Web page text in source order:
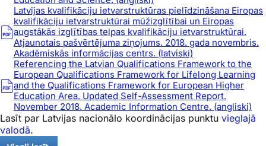
Latvijas kvalifikāciju ietvarstruktūras pielīdzināšana Eiropas
kvalifikāciju ietvarstruktūrai mūžizglītībai un Eiropas
augstākās izglītības telpas kvalifikāciju ietvarstruktūrai.
Atjaunotais pašvērtējuma ziņojums. 2018. gada novembris.
Akadēmiskās informācijas centrs. (latviski)
Referencing the Latvian Qualifications Framework to the
European Qualifications Framework for Lifelong Learning
and the Qualifications Framework for European Higher
Education Area. Updated Self-Assessment Report.
November 2018. Academic Information Centre. (angliski)
Lasīt par Latvijas nacionālo koordinācijas punktu vieglajā
valodā.